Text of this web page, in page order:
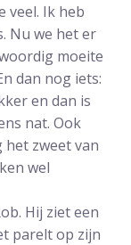
veel. Ik heb
Nu we het er
moeite
dan nog iets:
en dan is
nat. Ook
zweet van
wel
Hij ziet een
parelt op zijn